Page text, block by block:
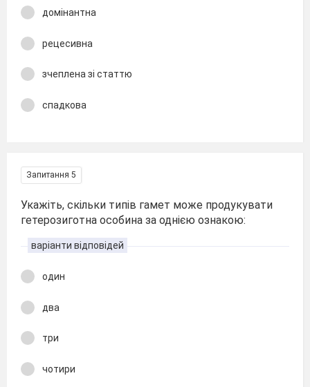
домінантна
рецесивна
зчеплена зі статтю
спадкова
Запитання 5
Укажіть, скільки типів гамет може продукувати
гетерозиготна особина за однією ознакою:
варіанти відповідей
один
два
три
чотири